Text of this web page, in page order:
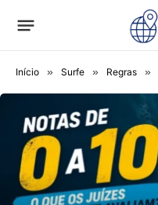
Início » Surfe » Regras »